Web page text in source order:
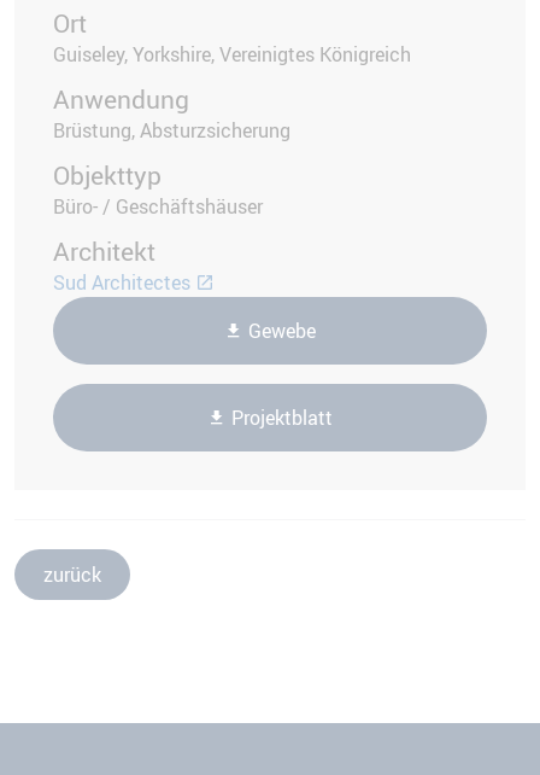
Ort
Guiseley, Yorkshire, Vereinigtes Königreich
Anwendung
Brüstung, Absturzsicherung
Objekttyp
Büro- / Geschäftshäuser
Architekt
Sud Architectes
Gewebe
Projektblatt
zurück